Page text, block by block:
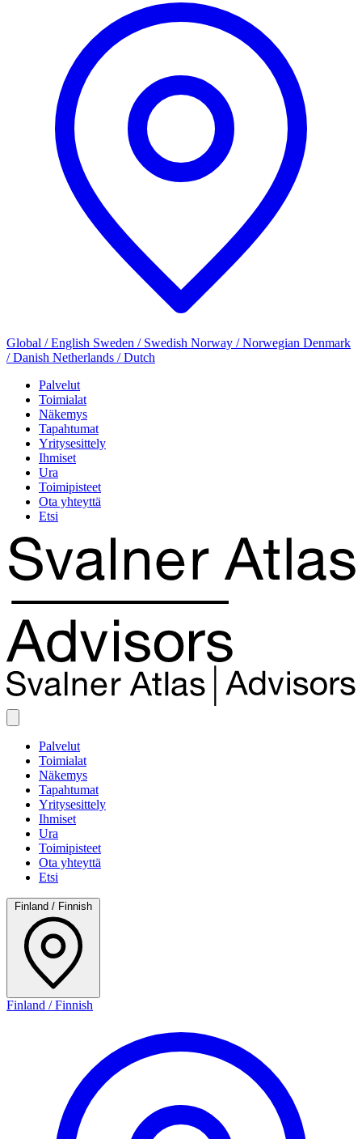
Global / English Sweden / Swedish Norway / Norwegian Denmark
/ Danish Netherlands / Dutch
Palvelut
Toimialat
Näkemys
Tapahtumat
Yritysesittely
Ihmiset
Ura
Toimipisteet
Ota yhteyttä
Etsi
Palvelut
Toimialat
Näkemys
Tapahtumat
Yritysesittely
Ihmiset
Ura
Toimipisteet
Ota yhteyttä
Etsi
Finland / Finnish
Finland / Finnish